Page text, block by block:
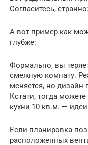
Согласитесь, странно:
А вот пример как
глубже:
Формально, вы
смежную комнату.
меняется, но дизайн
Кстати, тогда
кухни 10 кв.м. —
Если планировка
расположенных